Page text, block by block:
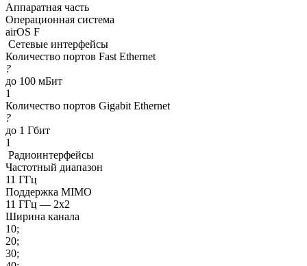
Аппаратная часть
Операционная система
airOS F
Сетевые интерфейсы
Количество портов Fast Ethernet
?
до 100 мБит
1
Количество портов Gigabit Ethernet
?
до 1 Гбит
1
Радиоинтерфейсы
Частотный диапазон
11 ГГц
Поддержка MIMO
11 ГГц — 2x2
Ширина канала
10;
20;
30;